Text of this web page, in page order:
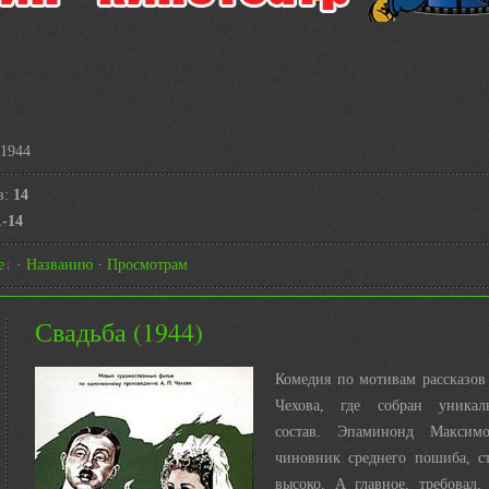
: 14
14
· Названию · Просмотрам
Свадьба (1944)
Комедия по мотивам
Чехова, где собран
состав. Эпаминонд
чиновник среднего пошиба,
высоко. А главное,